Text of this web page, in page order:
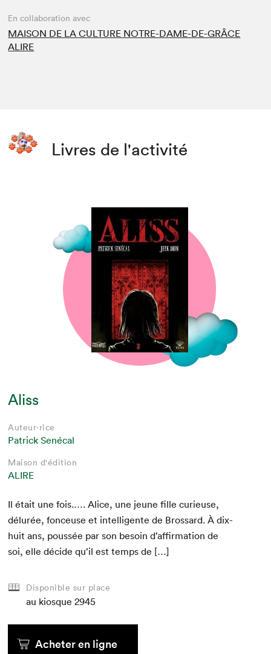
En collaboration avec
MAISON DE LA CULTURE NOTRE-DAME-DE-GRÂCE
ALIRE
Livres de l'activité
Aliss
Auteur·rice
Patrick Senécal
Maison d'édition
ALIRE
Il était une fois.…. Alice, une jeune fille curieuse,
délurée, fon­ceuse et intel­li­gente de Brossard. À dix-
huit ans, poussée par son besoin d’af­fir­ma­tion de
soi, elle décide qu’il est temps de […]
Disponible sur place
au kiosque 2945
Acheter en ligne